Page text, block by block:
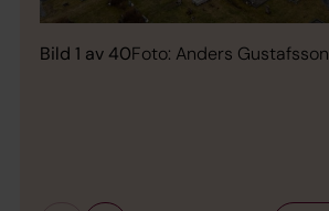
Bild 1 av 40Foto: Anders Gustafsson